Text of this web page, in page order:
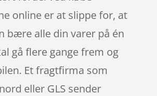
online er at slippe for, at
bære alle din varer på én
gå flere gange frem og
Et fragtfirma som
eller GLS sender